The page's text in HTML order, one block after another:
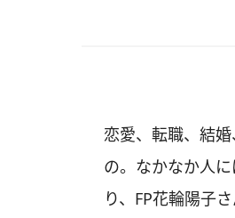
恋愛、転職、結
の。なかなか人
り、FP花輪陽子